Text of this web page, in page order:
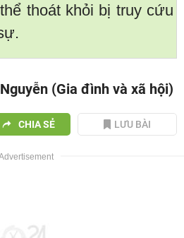
thoát khỏi bị truy cứu
(Gia đình và xã hội)
CHIA SẺ LƯU BÀI